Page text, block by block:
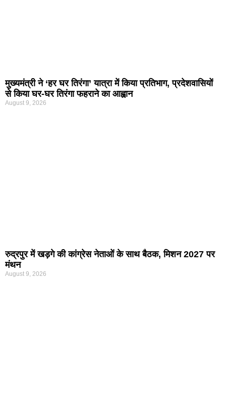
मुख्यमंत्री ने ‘हर घर तिरंगा’ यात्रा में किया प्रतिभाग, प्रदेशवासियों
से किया घर-घर तिरंगा फहराने का आह्वान
August 9, 2026
रुद्रपुर में खड़गे की कांग्रेस नेताओं के साथ बैठक, मिशन 2027 पर
मंथन
August 9, 2026